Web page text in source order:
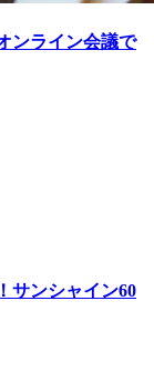
ンライン会議で
サンシャイン60